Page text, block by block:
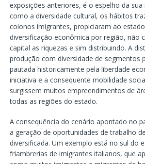
exposições anteriores, é o espelho da
como a diversidade cultural, os hábitos
colonos imigrantes, propiciaram ao
diversificação econômica por região, não
capital as riquezas e sim distribuindo. A
produção com diversidade de segmentos
pautada historicamente pela liberdade
iniciativa e a consequente mobilidade
surgissem muitos empreendimentos de
todas as regiões do estado.
A consequência do cenário apontado no
a geração de oportunidades de trabalho
diversificada. Um exemplo está no sul do
friambrerias de imigrantes italianos, que